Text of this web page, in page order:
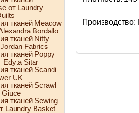
от Laundry
тканей Meadow
Bordallo
тканей Nitty
Fabrics
тканей Poppy
Edyta Sitar
тканей Scandi
UK
тканей Scrawl
Giuce
тканей Sewing
Laundry Basket
Производство: